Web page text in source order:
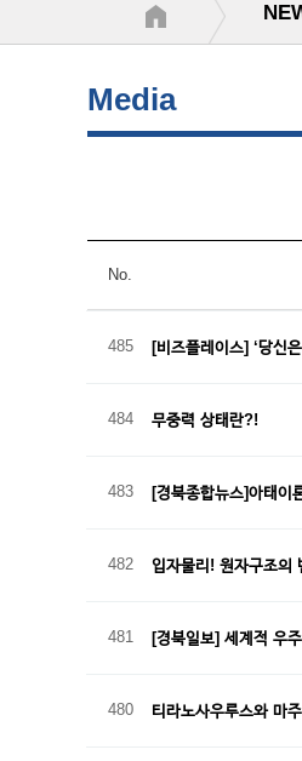
Media
No.
485 [비즈플레이스] ‘당신
484 무중력 상태란?!
483 [경북종합뉴스]아태이
482 입자물리! 원자구조의
481 [경북일보] 세계적 우
480 티라노사우루스와 마